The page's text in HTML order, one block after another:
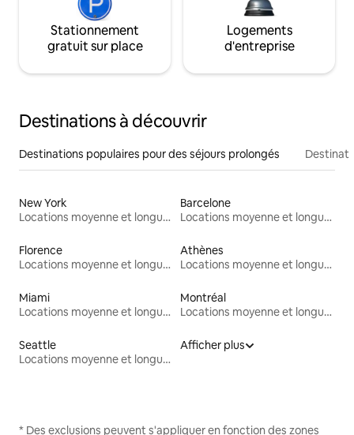
Stationnement
gratuit sur place
Logements
d'entreprise
Destinations à découvrir
Destinations populaires pour des séjours prolongés
New York
Locations moyenne et longue durée
Barcelone
Locations moyenne et longue durée
Florence
Locations moyenne et longue durée
Athènes
Locations moyenne et longue durée
Miami
Locations moyenne et longue durée
Montréal
Locations moyenne et longue durée
Seattle
Locations moyenne et longue durée
Afficher plus
* Des exclusions peuvent s'appliquer en fonction des zones